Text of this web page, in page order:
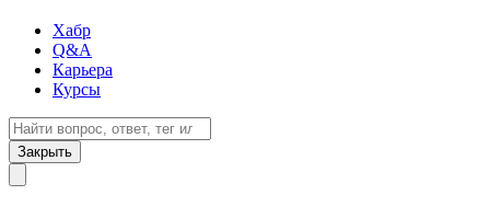
Хабр
Q&A
Карьера
Курсы
Закрыть